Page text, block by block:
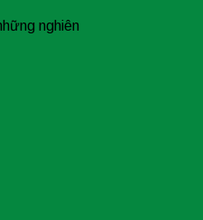
nghiên